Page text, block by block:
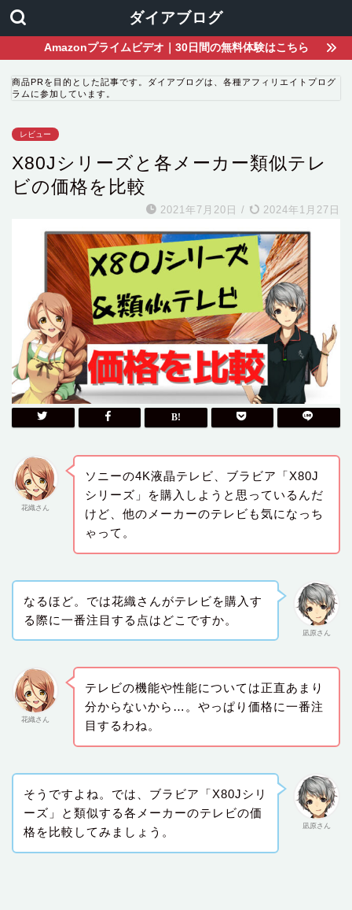
ダイアブログ
Amazonプライムビデオ｜30日間の無料体験はこちら
商品PRを目的とした記事です。ダイアブログは、各種アフィリエイトプログ
ラムに参加しています。
レビュー
X80Jシリーズと各メーカー類似テレ
ビの価格を比較
2021年7月20日 / 2024年1月27日
花織さん
ソニーの4K液晶テレビ、ブラビア「X80J
シリーズ」を購入しようと思っているんだ
けど、他のメーカーのテレビも気になっち
ゃって。
凪原さん
なるほど。では花織さんがテレビを購入す
る際に一番注目する点はどこですか。
花織さん
テレビの機能や性能については正直あまり
分からないから…。やっぱり価格に一番注
目するわね。
凪原さん
そうですよね。では、ブラビア「X80Jシリ
ーズ」と類似する各メーカーのテレビの価
格を比較してみましょう。